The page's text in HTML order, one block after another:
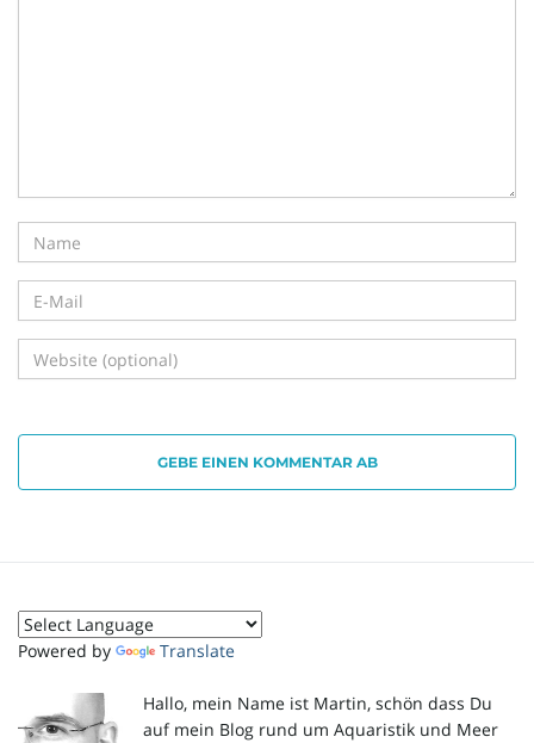
GEBE EINEN KOMMENTAR AB
Powered by Translate
Hallo, mein Name ist Martin, schön dass Du
auf mein Blog rund um Aquaristik und Meer